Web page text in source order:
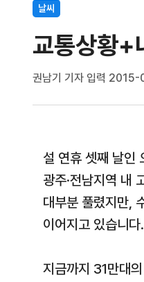
날씨
교통상황+
권남기 기자입력
설 연휴 셋째 날인
광주·전남지역 내
대부분 풀렸지만,
이어지고 있습니다.
지금까지 31만대의